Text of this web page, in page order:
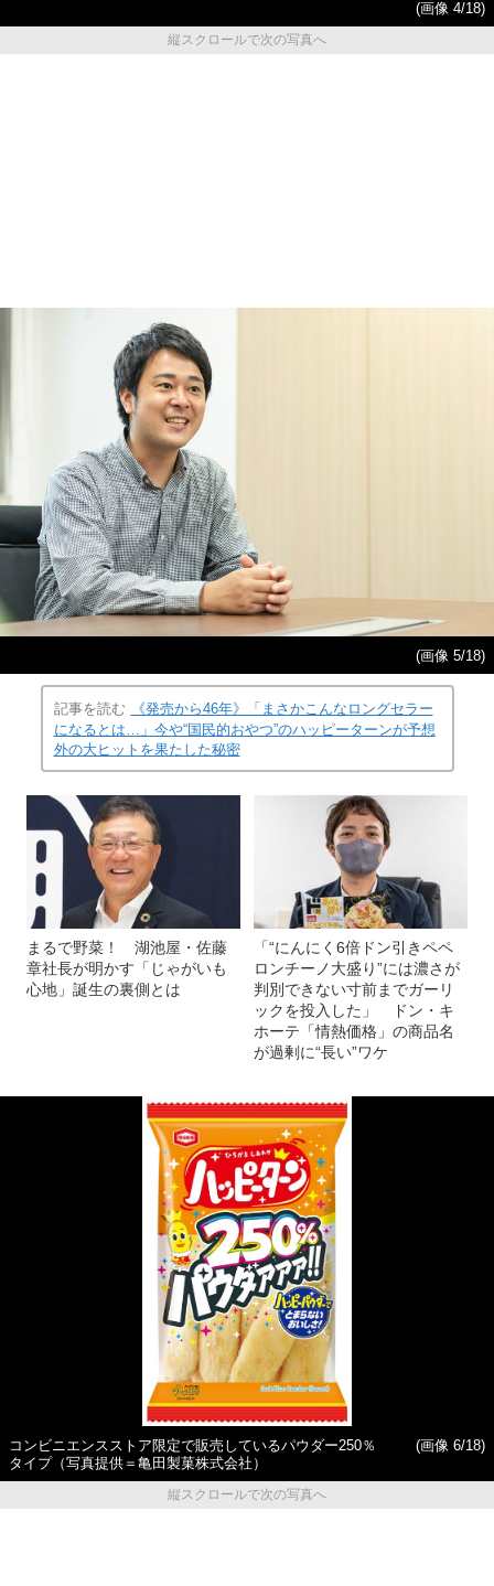
(画像 4/18)
縦スクロールで次の写真へ
(画像 5/18)
記事を読む
《発売から46年》「まさかこんなロングセラー
になるとは…」今や“国民的おやつ”のハッピーターンが予想
外の大ヒットを果たした秘密
まるで野菜！ 湖池屋・佐藤
章社長が明かす「じゃがいも
心地」誕生の裏側とは
「“にんにく6倍ドン引きペペ
ロンチーノ大盛り”には濃さが
判別できない寸前までガーリ
ックを投入した」 ドン・キ
ホーテ「情熱価格」の商品名
が過剰に“長い”ワケ
コンビニエンスストア限定で販売しているパウダー250％
タイプ（写真提供＝亀田製菓株式会社）
(画像 6/18)
縦スクロールで次の写真へ